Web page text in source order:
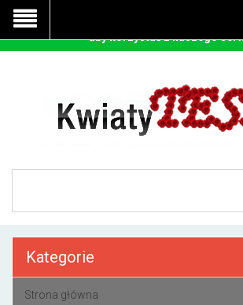
Kategorie
Strona główna
Nasza strona korzysta z cookies - czyli
prawidłowego działania. Zaakceptuj
aby korzystać z naszego